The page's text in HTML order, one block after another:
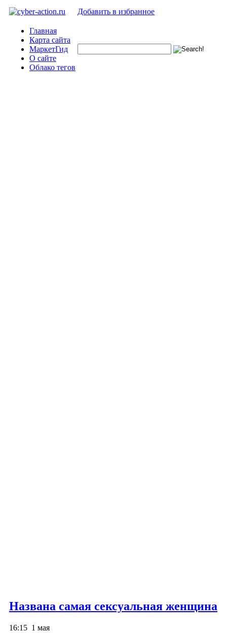
Добавить в избранное
Главная
Карта сайта
МаркетГид
О сайте
Облако тегов
Названа самая сексуальная женщина
16:15 1 мая